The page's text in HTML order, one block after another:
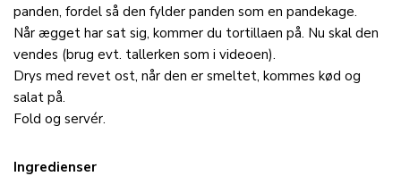
panden, fordel så den fylder panden som en pandekage.
Når ægget har sat sig, kommer du tortillaen på. Nu skal den
vendes (brug evt. tallerken som i videoen).
Drys med revet ost, når den er smeltet, kommes kød og
salat på.
Fold og servér.
Ingredienser